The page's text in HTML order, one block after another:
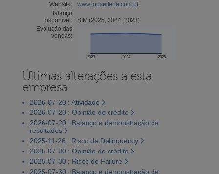
Website:
www.topsellerie.com.pt
Balanço
disponível:
SIM (2025, 2024, 2023)
Evolução das
vendas:
2023 2024 2025
Últimas alterações a esta
empresa
2026-07-20 : Atividade
2026-07-20 : Opinião de crédito
2026-07-20 : Balanço e demonstração de
resultados
2025-11-26 : Risco de Delinquency
2025-07-30 : Opinião de crédito
2025-07-30 : Risco de Failure
2025-07-30 : Balanço e demonstração de